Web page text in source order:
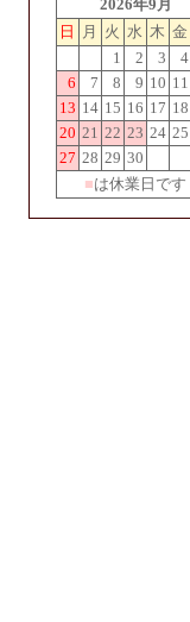
2026年9月
日
月 火 水 木 金
1
2 3 4
6
7 8 9 10 11
13 14 15 16 17 18
20 21 22 23 24 25
27 28 29 30
■は休業日です